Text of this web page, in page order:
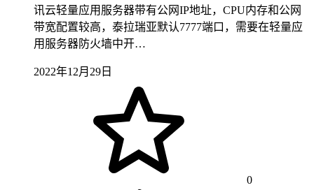
讯云轻量应用服务器带有公网IP地址，CPU内存和公网
带宽配置较高，泰拉瑞亚默认7777端口，需要在轻量应
用服务器防火墙中开…
2022年12月29日
0